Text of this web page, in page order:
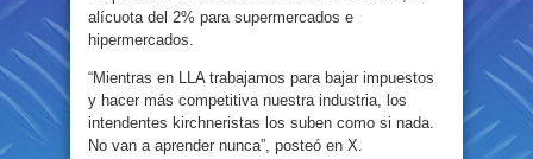
alícuota del 2% para supermercados e
hipermercados.
“Mientras en LLA trabajamos para bajar impuestos
y hacer más competitiva nuestra industria, los
intendentes kirchneristas los suben como si nada.
No van a aprender nunca”, posteó en X.